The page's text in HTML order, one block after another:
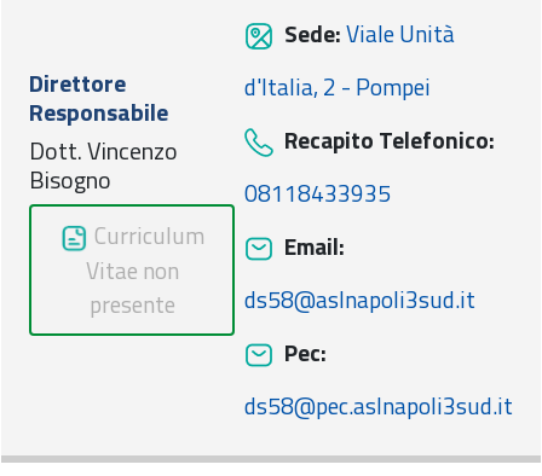
Direttore
Responsabile
Dott. Vincenzo
Bisogno
Vitae non
presente
Sede:Viale Unità
d'Italia, 2 - Pompei
Recapito Telefonico:
08118433935
Email:
ds58@aslnapoli3sud.it
Pec:
ds58@pec.aslnapoli3sud.it